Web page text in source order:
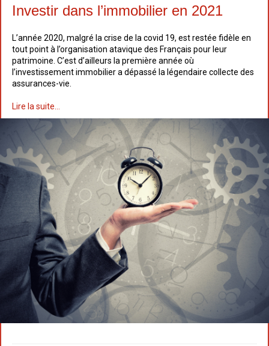
Investir dans l’immobilier en 2021
L’année 2020, malgré la crise de la covid 19, est restée fidèle en
tout point à l’organisation atavique des Français pour leur
patrimoine. C’est d’ailleurs la première année où
l’investissement immobilier a dépassé la légendaire collecte des
assurances-vie.
Lire la suite...